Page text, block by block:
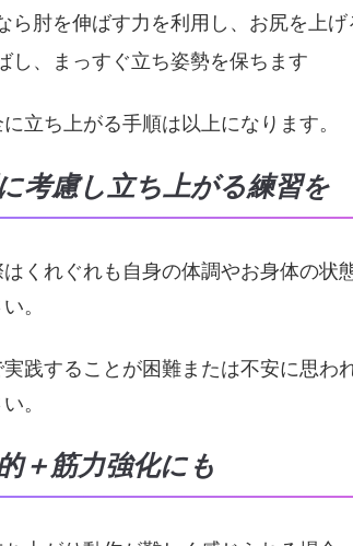
ら肘を伸ばす力を利用し、お尻を上
し、まっすぐ立ち姿勢を保ちます
立ち上がる手順は以上になります。
考慮し立ち上がる練習を
くれぐれも自身の体調やお身体の状
。
実践することが困難または不安に思
。
＋筋力強化にも